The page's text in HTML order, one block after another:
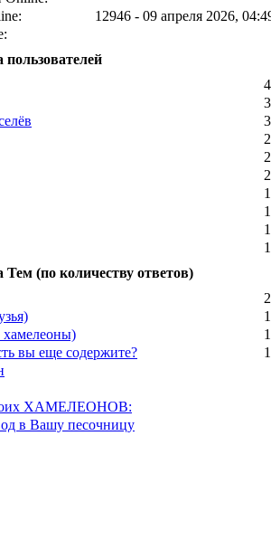
12946 - 09 апреля 2026,
пользователей
Тем (по количеству ответов)
вы еще содержите?
ХАМЕЛЕОНОВ:
в Вашу песочницу